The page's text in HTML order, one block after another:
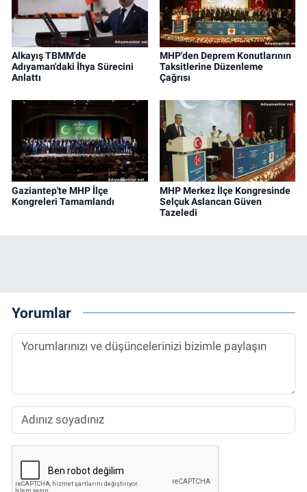
Alkayış TBMM'de
Adıyaman'daki İhya Sürecini
Anlattı
MHP'den Deprem Konutlarının
Taksitlerine Düzenleme
Çağrısı
Gaziantep'te MHP İlçe
Kongreleri Tamamlandı
MHP Merkez İlçe Kongresinde
Selçuk Aslancan Güven
Tazeledi
Yorumlar